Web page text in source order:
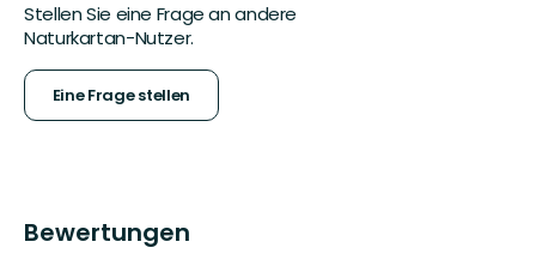
Stellen Sie eine Frage an andere
Naturkartan-Nutzer.
Eine Frage stellen
Bewertungen